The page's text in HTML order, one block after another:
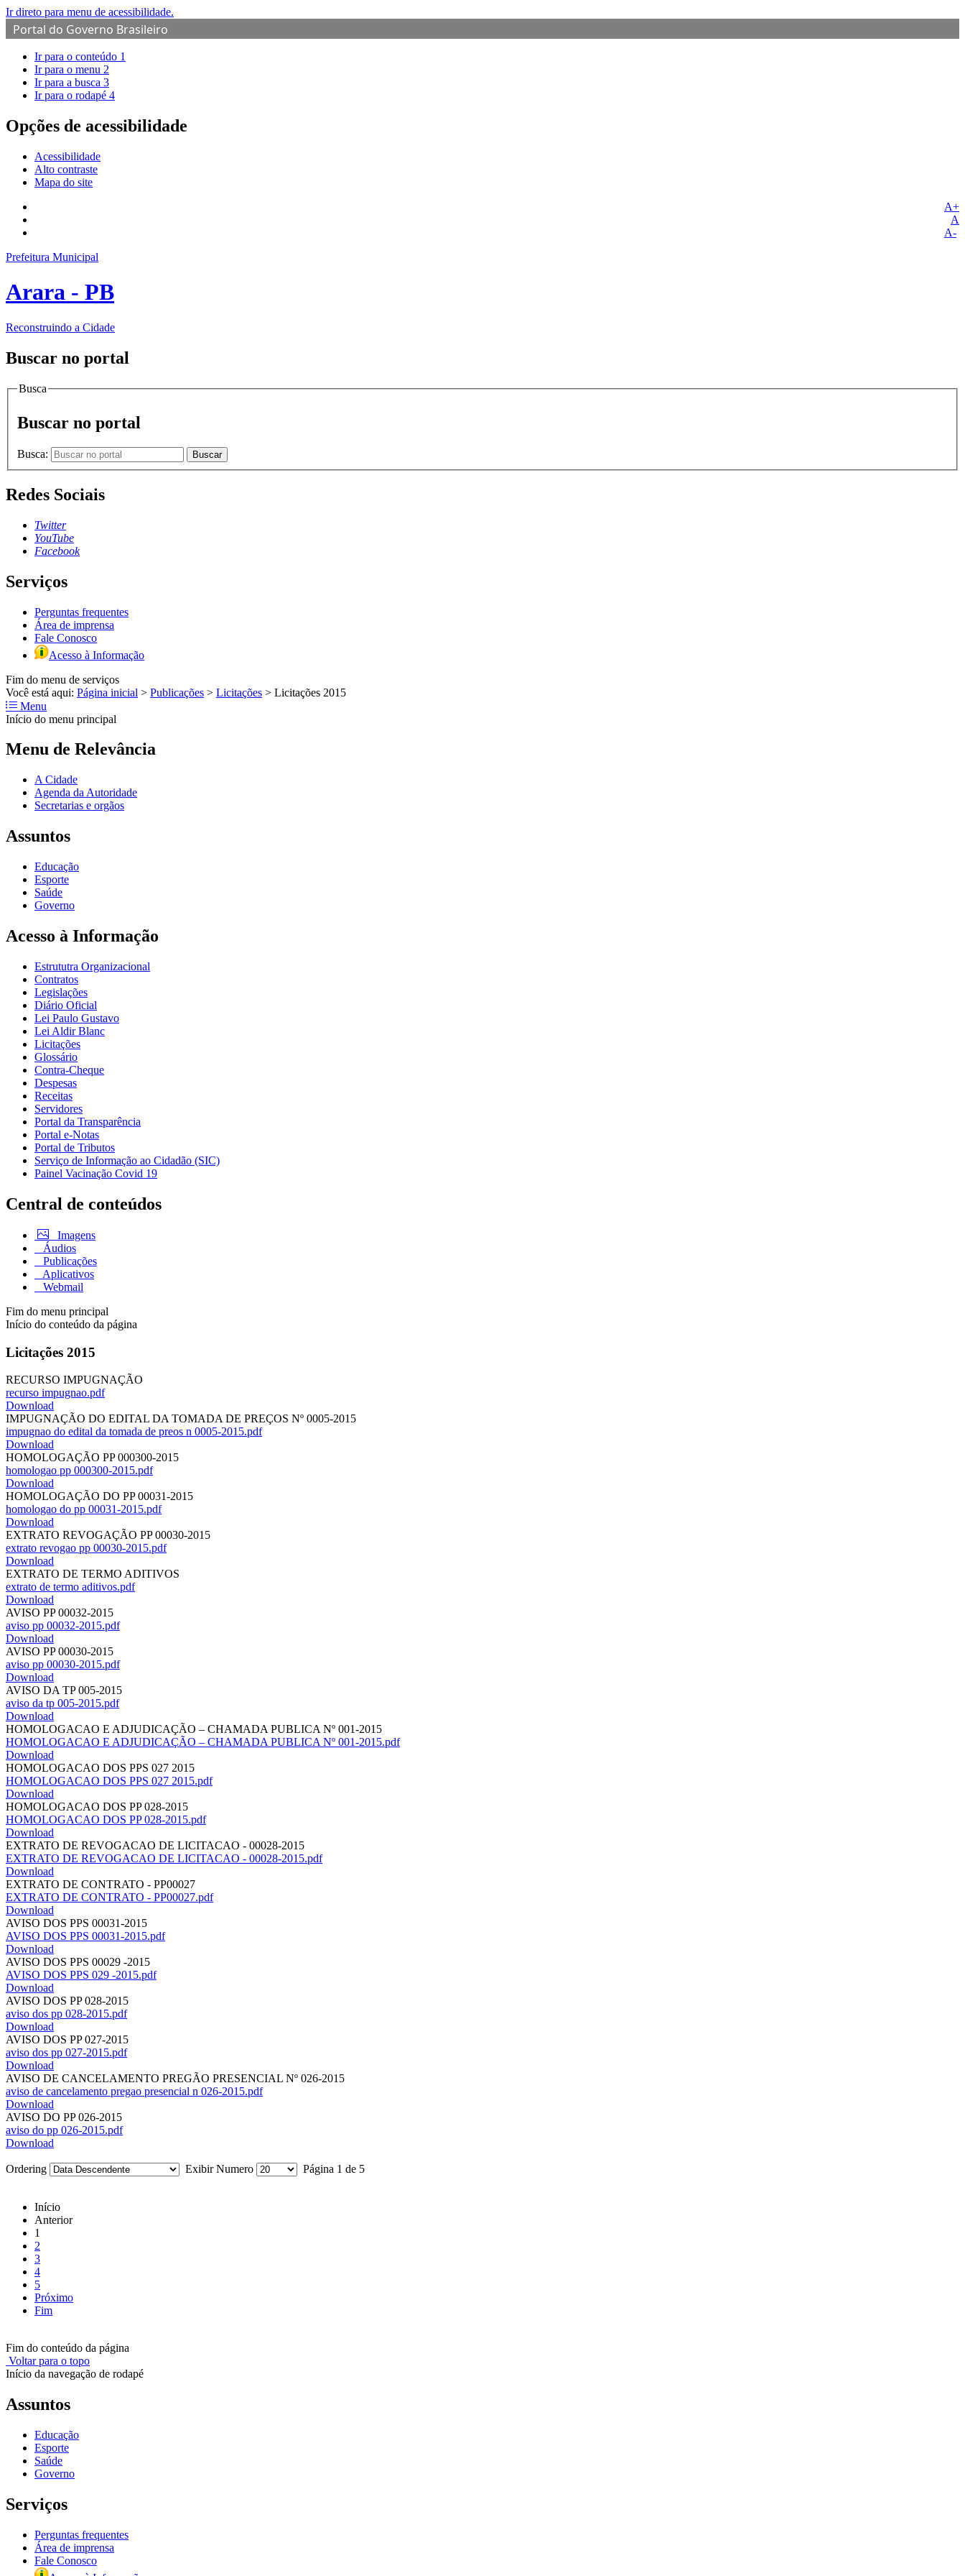
Ir direto para menu de acessibilidade.
Portal do Governo Brasileiro
Ir para o conteúdo 1
Ir para o menu 2
Ir para a busca 3
Ir para o rodapé 4
Opções de acessibilidade
Acessibilidade
Alto contraste
Mapa do site
A+
A
A-
Prefeitura Municipal
Arara - PB
Reconstruindo a Cidade
Buscar no portal
Busca
Buscar no portal
Busca: Buscar
Redes Sociais
Twitter
YouTube
Facebook
Serviços
Perguntas frequentes
Área de imprensa
Fale Conosco
Acesso à Informação
Fim do menu de serviços
Você está aqui: Página inicial > Publicações > Licitações > Licitações 2015
Menu
Início do menu principal
Menu de Relevância
A Cidade
Agenda da Autoridade
Secretarias e orgãos
Assuntos
Educação
Esporte
Saúde
Governo
Acesso à Informação
Estrututra Organizacional
Contratos
Legislações
Diário Oficial
Lei Paulo Gustavo
Lei Aldir Blanc
Licitações
Glossário
Contra-Cheque
Despesas
Receitas
Servidores
Portal da Transparência
Portal e-Notas
Portal de Tributos
Serviço de Informação ao Cidadão (SIC)
Painel Vacinação Covid 19
Central de conteúdos
Imagens
Áudios
Publicações
Aplicativos
Webmail
Fim do menu principal
Início do conteúdo da página
Licitações 2015
RECURSO IMPUGNAÇÃO
recurso impugnao.pdf
Download
IMPUGNAÇÃO DO EDITAL DA TOMADA DE PREÇOS Nº 0005-2015
impugnao do edital da tomada de preos n 0005-2015.pdf
Download
HOMOLOGAÇÃO PP 000300-2015
homologao pp 000300-2015.pdf
Download
HOMOLOGAÇÃO DO PP 00031-2015
homologao do pp 00031-2015.pdf
Download
EXTRATO REVOGAÇÃO PP 00030-2015
extrato revogao pp 00030-2015.pdf
Download
EXTRATO DE TERMO ADITIVOS
extrato de termo aditivos.pdf
Download
AVISO PP 00032-2015
aviso pp 00032-2015.pdf
Download
AVISO PP 00030-2015
aviso pp 00030-2015.pdf
Download
AVISO DA TP 005-2015
aviso da tp 005-2015.pdf
Download
HOMOLOGACAO E ADJUDICAÇÃO – CHAMADA PUBLICA Nº 001-2015
HOMOLOGACAO E ADJUDICAÇÃO – CHAMADA PUBLICA Nº 001-2015.pdf
Download
HOMOLOGACAO DOS PPS 027 2015
HOMOLOGACAO DOS PPS 027 2015.pdf
Download
HOMOLOGACAO DOS PP 028-2015
HOMOLOGACAO DOS PP 028-2015.pdf
Download
EXTRATO DE REVOGACAO DE LICITACAO - 00028-2015
EXTRATO DE REVOGACAO DE LICITACAO - 00028-2015.pdf
Download
EXTRATO DE CONTRATO - PP00027
EXTRATO DE CONTRATO - PP00027.pdf
Download
AVISO DOS PPS 00031-2015
AVISO DOS PPS 00031-2015.pdf
Download
AVISO DOS PPS 00029 -2015
AVISO DOS PPS 029 -2015.pdf
Download
AVISO DOS PP 028-2015
aviso dos pp 028-2015.pdf
Download
AVISO DOS PP 027-2015
aviso dos pp 027-2015.pdf
Download
AVISO DE CANCELAMENTO PREGÃO PRESENCIAL Nº 026-2015
aviso de cancelamento pregao presencial n 026-2015.pdf
Download
AVISO DO PP 026-2015
aviso do pp 026-2015.pdf
Download
Ordering Exibir Numero Página 1 de 5
Início
Anterior
1
2
3
4
5
Próximo
Fim
Fim do conteúdo da página
Voltar para o topo
Início da navegação de rodapé
Assuntos
Educação
Esporte
Saúde
Governo
Serviços
Perguntas frequentes
Área de imprensa
Fale Conosco